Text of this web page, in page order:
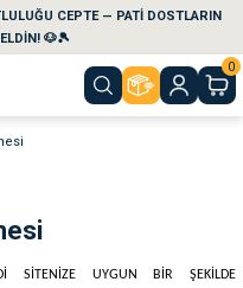
CEPTE — PATİ DOSTLARIN
🐶🎾
0
SİTENİZE UYGUN BİR ŞEKİLDE